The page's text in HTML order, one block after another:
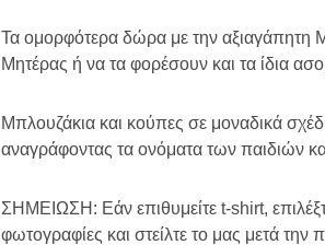
Τα ομορφότερα δώρα με την αξιαγάπητη
Μητέρας ή να τα φορέσουν και τα ίδια
Μπλουζάκια και κούπες σε μοναδικά
αναγράφοντας τα ονόματα των παιδιών
ΣΗΜΕΙΩΣΗ: Εάν επιθυμείτε t-shirt,
φωτογραφίες και στείλτε το μας μετά